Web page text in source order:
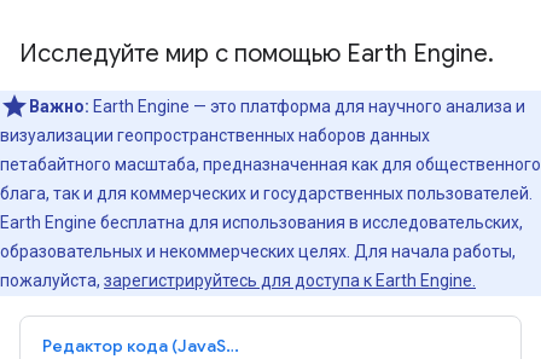
Исследуйте мир с помощью Earth Engine.
Важно: Earth Engine — это платформа для научного анализа и
визуализации геопространственных наборов данных
петабайтного масштаба, предназначенная как для общественного
блага, так и для коммерческих и государственных пользователей.
Earth Engine бесплатна для использования в исследовательских,
образовательных и некоммерческих целях. Для начала работы,
пожалуйста, зарегистрируйтесь для доступа к Earth Engine.
Редактор кода (JavaScript)